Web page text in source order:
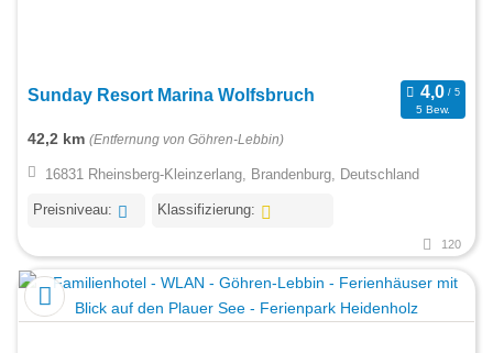
Sunday Resort Marina Wolfsbruch
5 Bew.
42,2 km (Entfernung von Göhren-Lebbin)
16831 Rheinsberg-Kleinzerlang, Brandenburg, Deutschland
Preisniveau: Klassifizierung:
120